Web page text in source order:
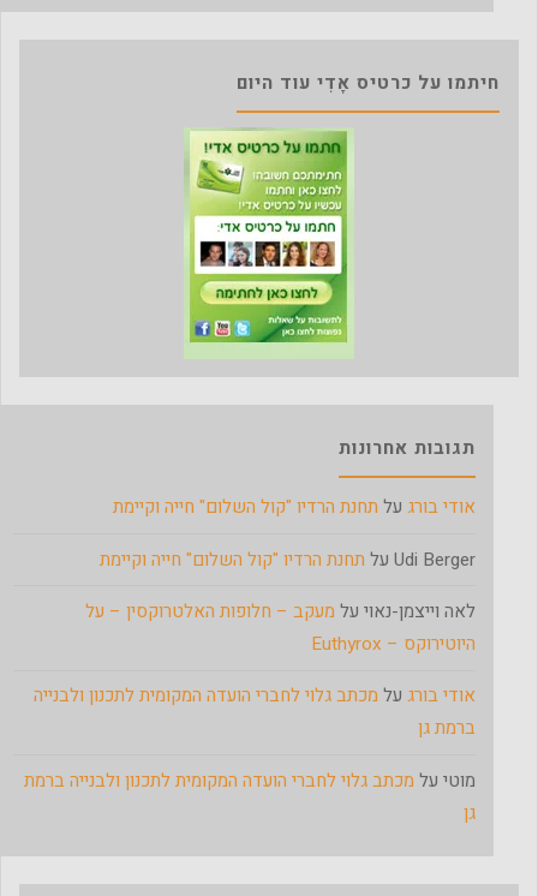
חיתמו על כרטיס אָדִי עוד היום
תגובות אחרונות
אודי בורג על תחנת הרדיו "קול השלום" חייה וקיימת
Udi Berger על תחנת הרדיו "קול השלום" חייה וקיימת
לאה וייצמן-נאוי על מעקב – חלופות האלטרוקסין – על
היוטירוקס – Euthyrox
אודי בורג על מכתב גלוי לחברי הועדה המקומית לתכנון ולבנייה
ברמת גן
מוטי על מכתב גלוי לחברי הועדה המקומית לתכנון ולבנייה ברמת
גן